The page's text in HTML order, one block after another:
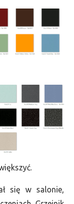
się w salonie,